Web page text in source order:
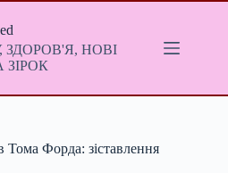
НОВІ
ЗІРОК
Тома Форда: зіставлення